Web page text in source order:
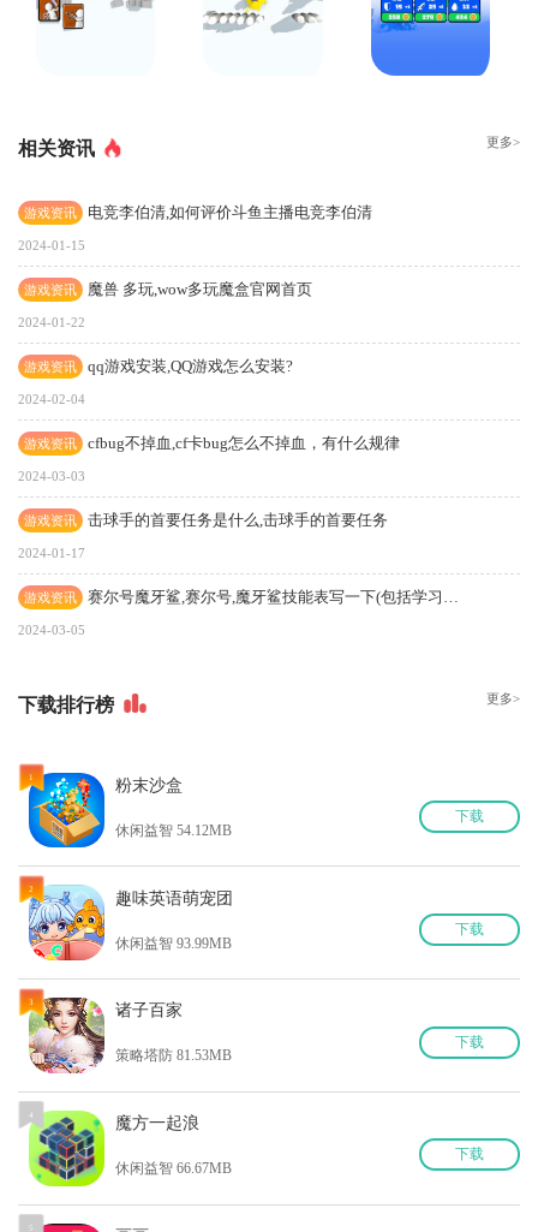
相关资讯 更多>
游戏资讯 电竞李伯清,如何评价斗鱼主播电竞李伯清
2024-01-15
游戏资讯 魔兽 多玩,wow多玩魔盒官网首页
2024-01-22
游戏资讯 qq游戏安装,QQ游戏怎么安装?
2024-02-04
游戏资讯 cfbug不掉血,cf卡bug怎么不掉血，有什么规律
2024-03-03
游戏资讯 击球手的首要任务是什么,击球手的首要任务
2024-01-17
游戏资讯
2024-03-05
下载排行榜 更多>
1 粉末沙盒
休闲益智 54.12MB
下载
2 趣味英语萌宠团
休闲益智 93.99MB
下载
3 诸子百家
策略塔防 81.53MB
下载
4 魔方一起浪
休闲益智 66.67MB
下载
5